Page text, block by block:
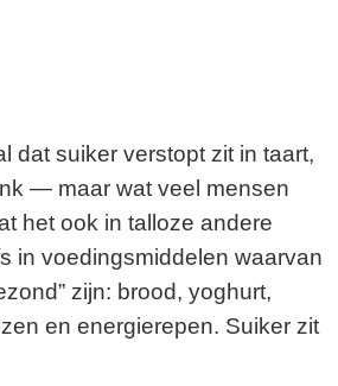
dat suiker verstopt zit in taart,
— maar wat veel mensen
het ook in talloze andere
in voedingsmiddelen waarvan
zijn: brood, yoghurt,
en energierepen. Suiker zit